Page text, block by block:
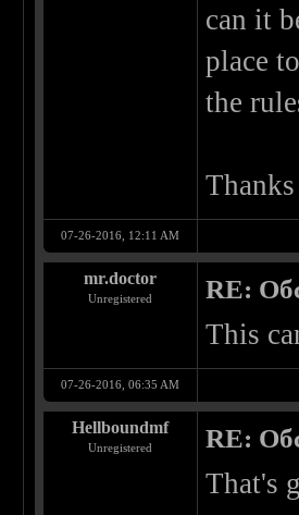
can it
place
the
07-26-2016, 12:11 AM
mr.doctor
Unregistered RE:
This
07-26-2016, 06:35 AM
Hellboundmf
Unregistered RE:
That's